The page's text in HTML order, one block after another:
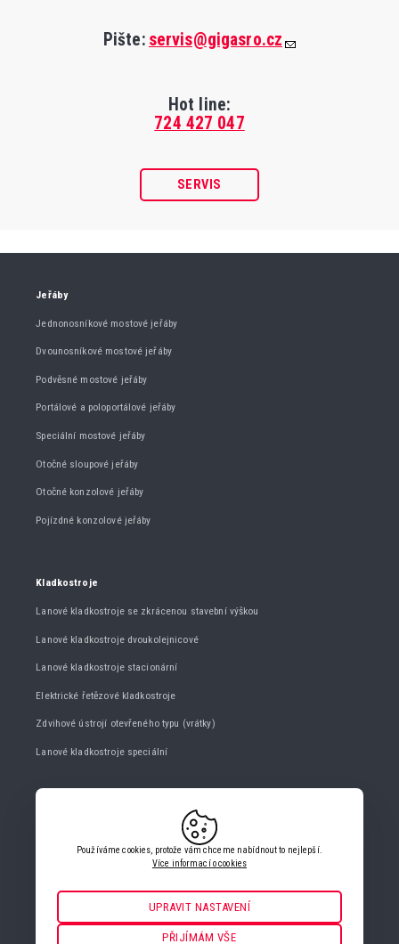
Pište: servis@gigasro.cz
Hot line:
724 427 047
SERVIS
Jeřáby
Jednonosníkové mostové jeřáby
Dvounosníkové mostové jeřáby
Podvěsné mostové jeřáby
Portálové a poloportálové jeřáby
Speciální mostové jeřáby
Otočné sloupové jeřáby
Otočné konzolové jeřáby
Pojízdné konzolové jeřáby
Kladkostroje
Lanové kladkostroje se zkrácenou stavební výškou
Lanové kladkostroje dvoukolejnicové
Lanové kladkostroje stacionární
Elektrické řetězové kladkostroje
Zdvihové ústrojí otevřeného typu (vrátky)
Lanové kladkostroje speciální
info@gigasro.czPoužíváme cookies, protože vám chceme nabídnout to nejlepší.
Více informací o cookies
UPRAVIT NASTAVENÍ
PŘIJÍMÁM VŠE